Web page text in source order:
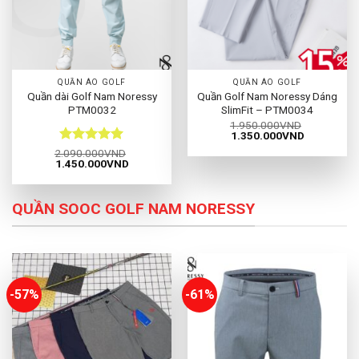
QUẦN ÁO GOLF
Quần dài Golf Nam Noressy
PTM0032
Được xếp
hạng55
2.090.000VND
Giá
là:
1.450.000VNDGiá
tại
1.450.000VND.
QUẦN ÁO GOLF
Quần Golf Nam Noressy Dáng
SlimFit – PTM0034
1.950.000VND
Giá
là:
1.350.000VNDGiá
tại
QUẦN SOOC GOLF NAM NORESSY
-57% -61%